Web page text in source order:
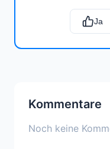
Ja
Kommentare
Noch keine